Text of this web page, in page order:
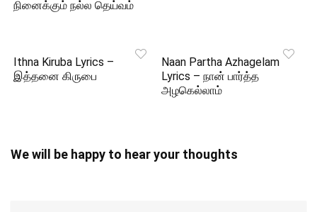
நினைக்கும் நல்ல தெய்வம்
Ithna Kiruba Lyrics –
இத்தனை கிருபை
Naan Partha Azhagelam
Lyrics – நான் பார்த்த
அழகெல்லாம்
We will be happy to hear your thoughts